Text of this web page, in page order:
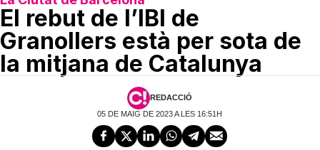
El rebut de l’IBI de
Granollers està per sota de
la mitjana de Catalunya
REDACCIÓ
05 DE MAIG DE 2023 A LES 16:51H